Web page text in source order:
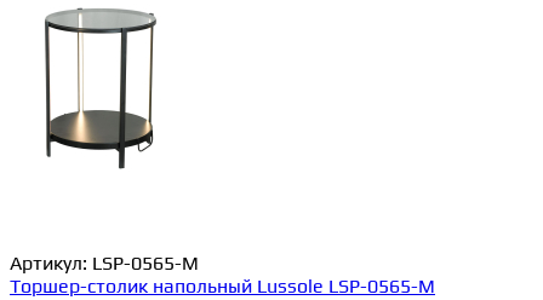
Артикул: LSP-0565-M
Торшер-столик напольный Lussole LSP-0565-M